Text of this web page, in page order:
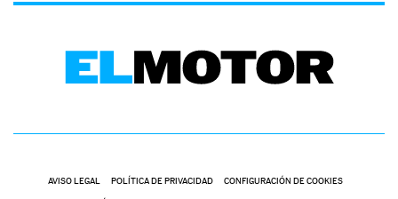
AVISO LEGAL POLÍTICA DE PRIVACIDAD CONFIGURACIÓN DE COOKIES